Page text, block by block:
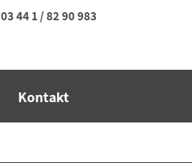
03 44 1 / 82 90 983
Kontakt